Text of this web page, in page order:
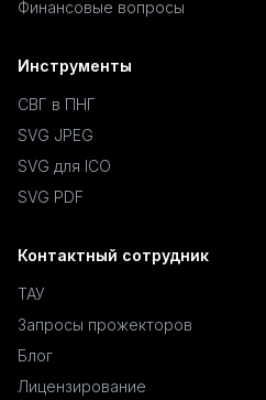
Финансовые вопросы
Инструменты
СВГ в ПНГ
SVG JPEG
SVG для ICO
SVG PDF
Контактный сотрудник
ТАУ
Запросы прожекторов
Блог
Лицензирование